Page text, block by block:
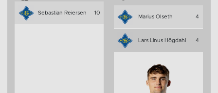
Sebastian Reiersen 10
Marius Olseth 4
Lars Linus Högdahl 4